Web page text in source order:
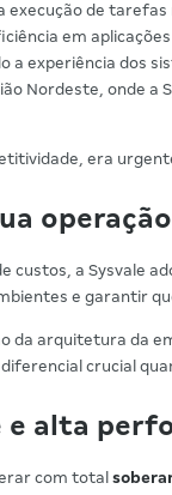
execução de tarefas
em
a experiência dos
Nordeste, onde a
era
custos, a Sysvale
e garantir
da arquitetura da
crucial
e alta
com total